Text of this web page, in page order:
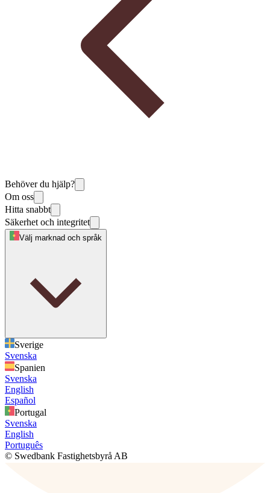
Behöver du hjälp?
Om oss
Hitta snabbt
Säkerhet och integritet
Välj marknad och språk
Sverige
Svenska
Spanien
Svenska
English
Español
Portugal
Svenska
English
Português
© Swedbank Fastighetsbyrå AB